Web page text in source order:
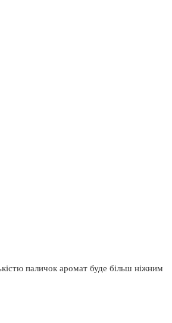
паличок аромат буде більш ніжним